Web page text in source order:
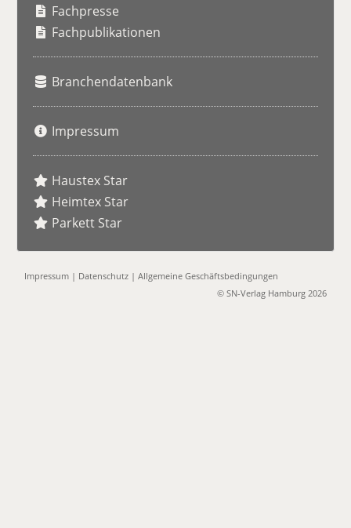
Fachpresse
Fachpublikationen
Branchendatenbank
Impressum
Haustex Star
Heimtex Star
Parkett Star
Impressum | Datenschutz |Allgemeine Geschäftsbedingungen
© SN-Verlag Hamburg 2026